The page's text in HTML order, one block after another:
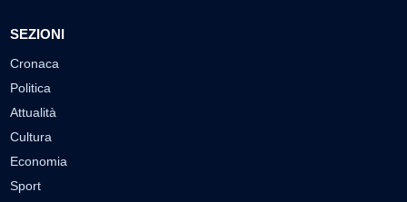
SEZIONI
Cronaca
Politica
Attualità
Cultura
Economia
Sport